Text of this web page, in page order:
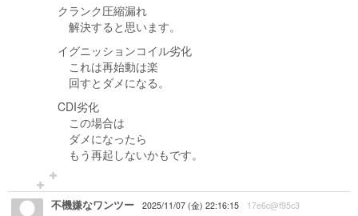
クランク圧縮漏れ
解決すると思います。
イグニッションコイル劣化
これは再始動は楽
回すとダメになる。
CDI劣化
この場合は
ダメになったら
もう再起しないかもです。
不機嫌なワンツー 2025/11/07 (金) 22:16:15 17e6c@f95c3